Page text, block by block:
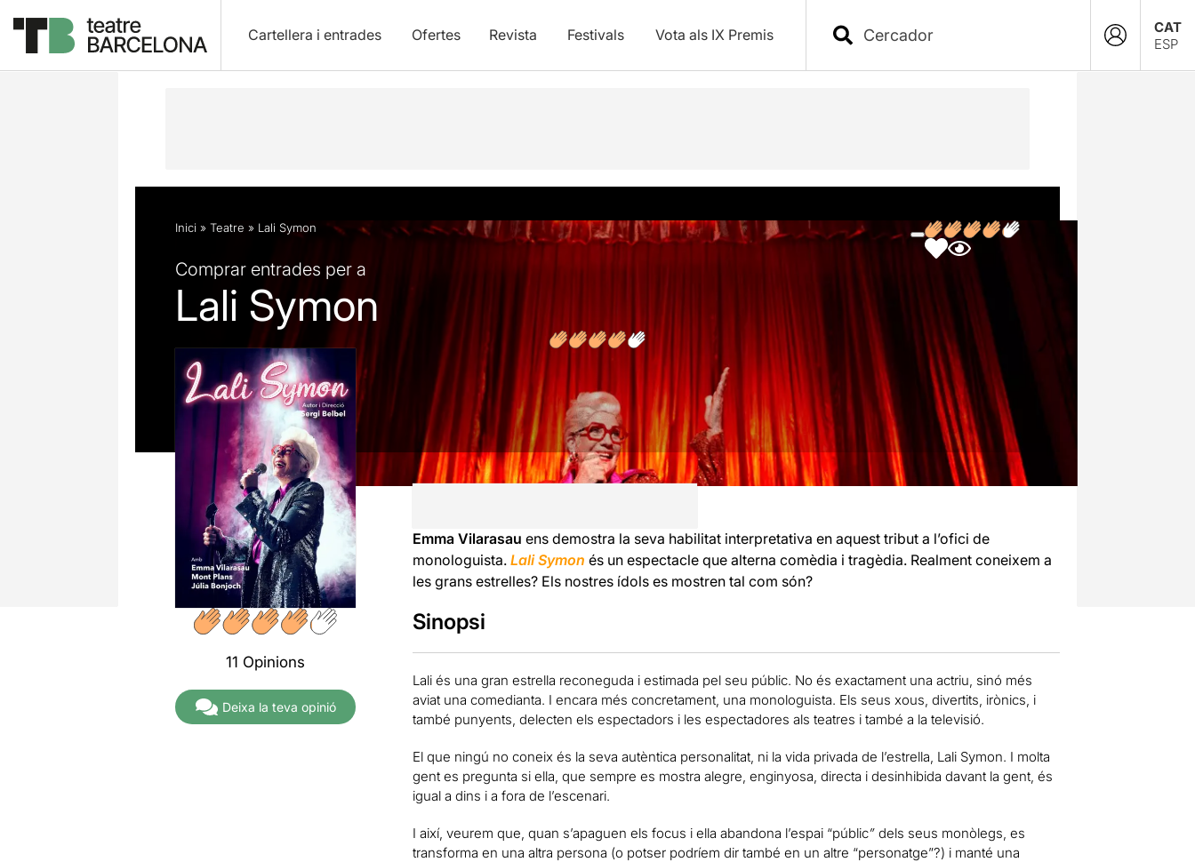
Cartellera i entrades Ofertes Revista Festivals Vota als IX Premis
CAT
ESP
Descripció Fitxa artística Fotos i vídeos Opinions Articles
Inici » Teatre » Lali Symon
Comprar entrades per a
Lali Symon
11 Opinions
Deixa la teva opinió
Emma Vilarasau ens demostra la seva habilitat interpretativa en aquest tribut a l’ofici de
monologuista. Lali Symon és un espectacle que alterna comèdia i tragèdia. Realment coneixem a
les grans estrelles? Els nostres ídols es mostren tal com són?
Sinopsi
Lali és una gran estrella reconeguda i estimada pel seu públic. No és exactament una actriu, sinó més
aviat una comedianta. I encara més concretament, una monologuista. Els seus xous, divertits, irònics, i
també punyents, delecten els espectadors i les espectadores als teatres i també a la televisió.
El que ningú no coneix és la seva autèntica personalitat, ni la vida privada de l’estrella, Lali Symon. I molta
gent es pregunta si ella, que sempre es mostra alegre, enginyosa, directa i desinhibida davant la gent, és
igual a dins i a fora de l’escenari.
I així, veurem que, quan s’apaguen els focus i ella abandona l’espai “públic” dels seus monòlegs, es
transforma en una altra persona (o potser podríem dir també en un altre “personatge”?) i manté una